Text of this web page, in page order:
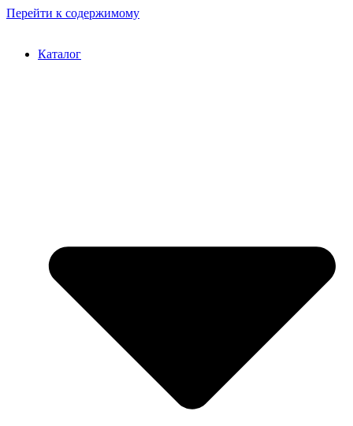
Перейти к содержимому
Каталог